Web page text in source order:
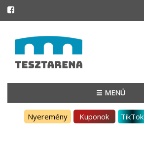
to
content
☰ MENÜ
Nyeremény Kuponok TikTok